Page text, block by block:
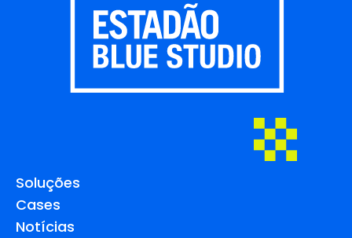
Soluções
Cases
Notícias